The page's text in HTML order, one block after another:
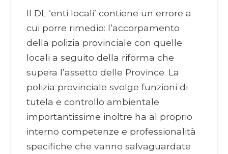
Il DL ‘enti locali’ contiene un errore a
cui porre rimedio: l’accorpamento
della polizia provinciale con quelle
locali a seguito della riforma che
supera l’assetto delle Province. La
polizia provinciale svolge funzioni di
tutela e controllo ambientale
importantissime inoltre ha al proprio
interno competenze e professionalità
specifiche che vanno salvaguardate